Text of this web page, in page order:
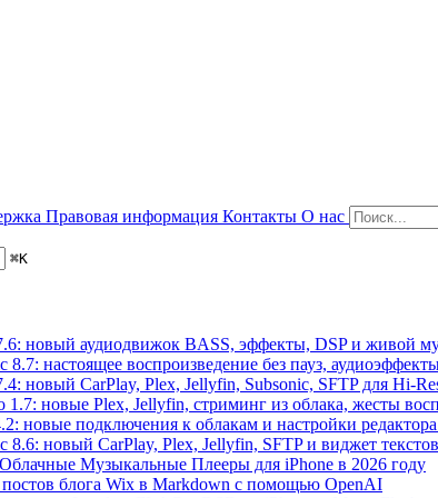
Правовая информация Контакты О нас
⌘K
новый аудиодвижок BASS, эффекты, DSP и живой
8.7: настоящее воспроизведение без пауз,
новый CarPlay, Plex, Jellyfin, Subsonic, SFTP для Hi-
1.7: новые Plex, Jellyfin, стриминг из облака, жесты
новые подключения к облакам и настройки редактора
8.6: новый CarPlay, Plex, Jellyfin, SFTP и виджет текстов
Музыкальные Плееры для iPhone в 2026 году
блога Wix в Markdown с помощью OpenAI